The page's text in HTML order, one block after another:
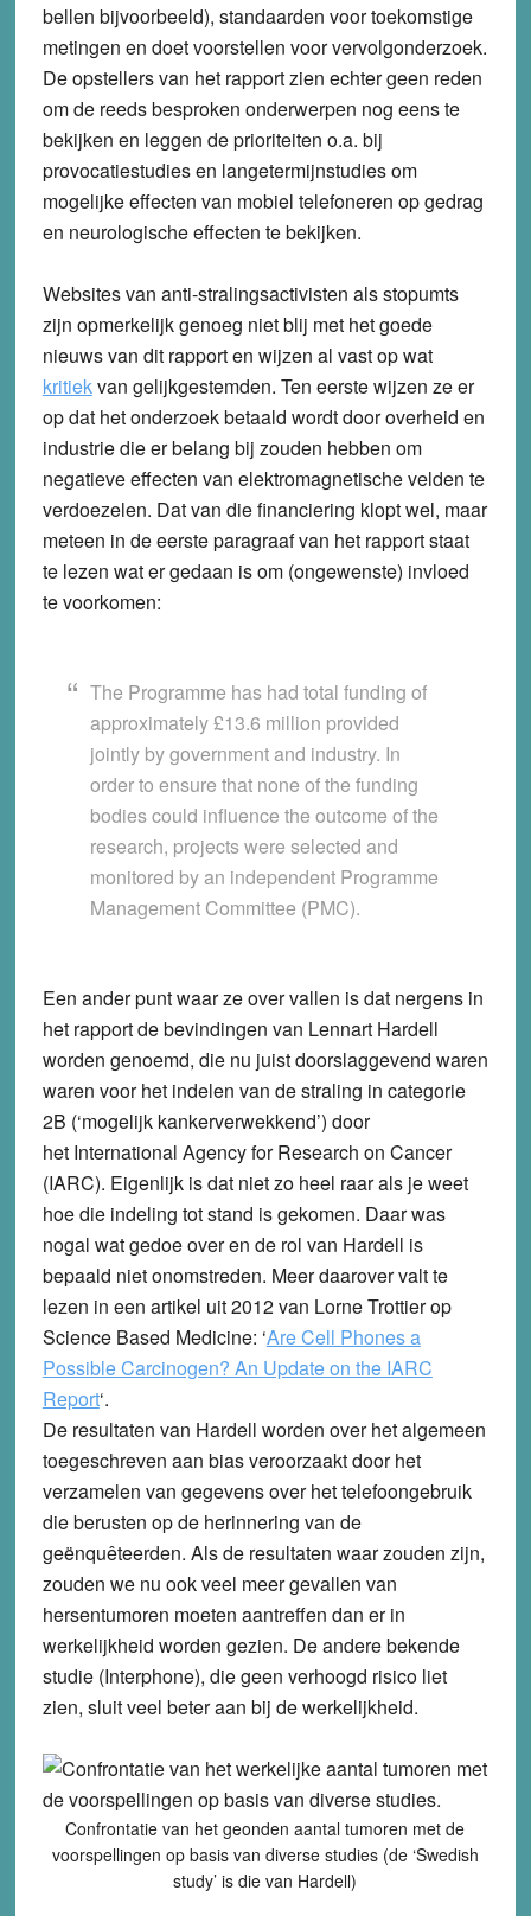
bellen bijvoorbeeld), standaarden voor toekomstige
metingen en doet voorstellen voor vervolgonderzoek.
De opstellers van het rapport zien echter geen reden
om de reeds besproken onderwerpen nog eens te
bekijken en leggen de prioriteiten o.a. bij
provocatiestudies en langetermijnstudies om
mogelijke effecten van mobiel telefoneren op gedrag
en neurologische effecten te bekijken.
Websites van anti-stralingsactivisten als stopumts
zijn opmerkelijk genoeg niet blij met het goede
nieuws van dit rapport en wijzen al vast op wat
kritiekvan gelijkgestemden. Ten eerste wijzen ze er
op dat het onderzoek betaald wordt door overheid en
industrie die er belang bij zouden hebben om
negatieve effecten van elektromagnetische velden te
verdoezelen. Dat van die financiering klopt wel, maar
meteen in de eerste paragraaf van het rapport staat
te lezen wat er gedaan is om (ongewenste) invloed
te voorkomen:
The Programme has had total funding of
approximately £13.6 million provided
jointly by government and industry. In
order to ensure that none of the funding
bodies could influence the outcome of the
research, projects were selected and
monitored by an independent Programme
Management Committee (PMC).
Een ander punt waar ze over vallen is dat nergens in
het rapport de bevindingen van Lennart Hardell
worden genoemd, die nu juist doorslaggevend waren
waren voor het indelen van de straling in categorie
2B (‘mogelijk kankerverwekkend’) door
het International Agency for Research on Cancer
(IARC). Eigenlijk is dat niet zo heel raar als je weet
hoe die indeling tot stand is gekomen. Daar was
nogal wat gedoe over en de rol van Hardell is
bepaald niet onomstreden. Meer daarover valt te
lezen in een artikel uit 2012 van Lorne Trottier op
Science Based Medicine: ‘Are Cell Phones a
Possible Carcinogen? An Update on the IARC
Report‘.
De resultaten van Hardell worden over het algemeen
toegeschreven aan bias veroorzaakt door het
verzamelen van gegevens over het telefoongebruik
die berusten op de herinnering van de
geënquêteerden. Als de resultaten waar zouden zijn,
zouden we nu ook veel meer gevallen van
hersentumoren moeten aantreffen dan er in
werkelijkheid worden gezien. De andere bekende
studie (Interphone), die geen verhoogd risico liet
zien, sluit veel beter aan bij de werkelijkheid.
Confrontatie van het geonden aantal tumoren met de
voorspellingen op basis van diverse studies (de ‘Swedish
study’ is die van Hardell)